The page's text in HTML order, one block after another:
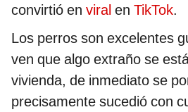
convirtió en viral en TikTok.
Los perros son excelentes
ven que algo extraño se
vivienda, de inmediato se
precisamente sucedió con